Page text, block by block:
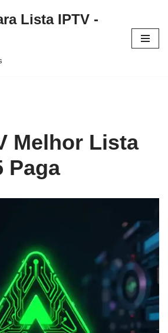
Lista IPTV -
Melhor Lista
Paga